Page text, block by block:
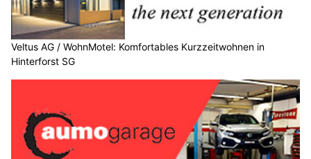
Veltus AG / WohnMotel: Komfortables Kurzzeitwohnen in
Hinterforst SG